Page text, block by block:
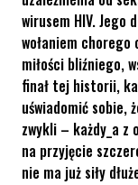
wirusem HIV.
wołaniem chorego
miłości bliźniego,
finał tej historii,
uświadomić sobie,
zwykli – każdy_a z
na przyjęcie
nie ma już siły